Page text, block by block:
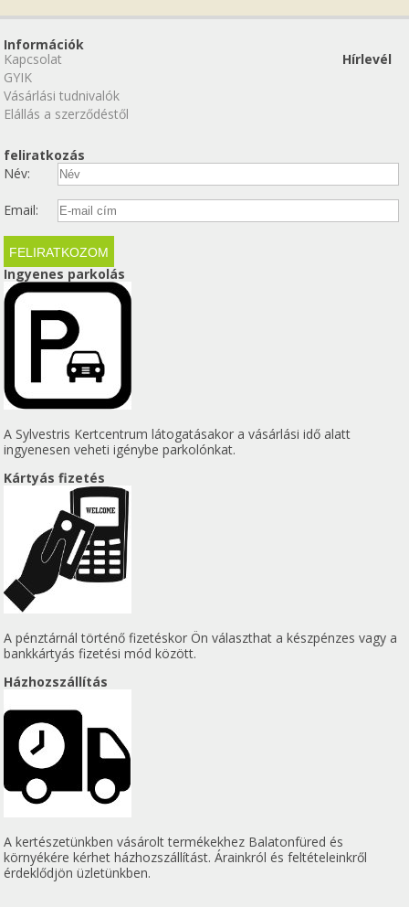
Információk
Kapcsolat
GYIK
Vásárlási tudnivalók
Elállás a szerződéstől
Hírlevél
feliratkozás
Név:
Email:
Ingyenes parkolás
A Sylvestris Kertcentrum látogatásakor a vásárlási idő alatt
ingyenesen veheti igénybe parkolónkat.
Kártyás fizetés
A pénztárnál történő fizetéskor Ön választhat a készpénzes vagy a
bankkártyás fizetési mód között.
Házhozszállítás
A kertészetünkben vásárolt termékekhez Balatonfüred és
környékére kérhet házhozszállítást. Árainkról és feltételeinkről
érdeklődjön üzletünkben.